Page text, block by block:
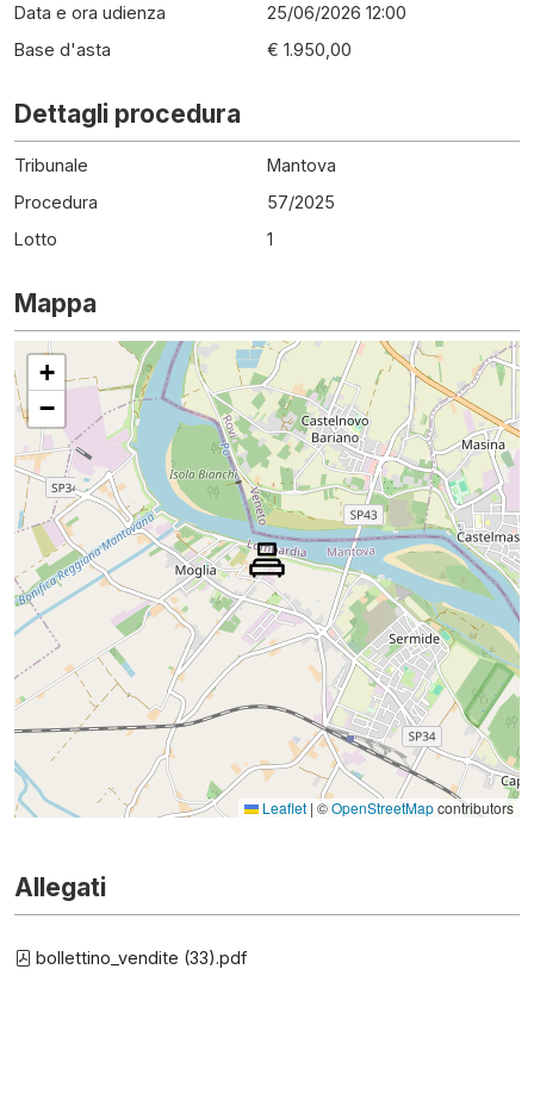
Data e ora udienza
25/06/2026 12:00
Base d'asta
€ 1.950,00
Dettagli procedura
Tribunale
Mantova
Procedura
57/2025
Lotto
1
Mappa
+
−
Leaflet | ©OpenStreetMapcontributors
Allegati
bollettino_vendite (33).pdf